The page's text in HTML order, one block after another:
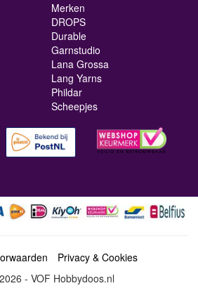
Merken
DROPS
Durable
Garnstudio
Lana Grossa
Lang Yarns
Phildar
Scheepjes
Privacy & Cookies
- VOF Hobbydoos.nl